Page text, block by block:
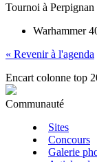
Tournoi à
Warhammer
« Revenir à l'agenda
Encart colonne top
Communauté
Sites
Concours
Galerie